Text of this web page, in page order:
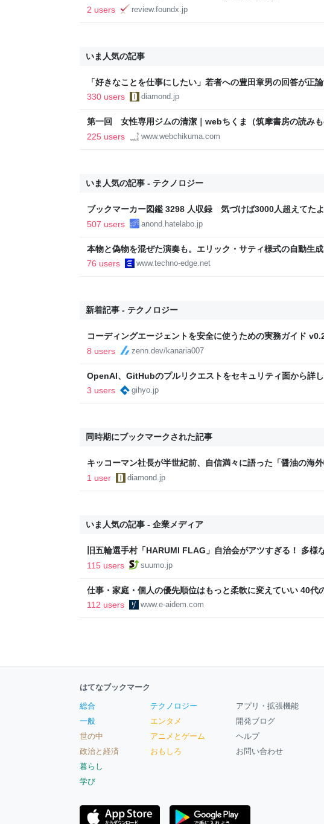
とスタートアップのためのノウハウ情報
2 users review.foundx.jp
いま人気の記事
「好きなことを仕事にしたい」若者への豊田章男の回答が正
音も出なかった
330 users diamond.jp
第一回 女性専用ジムの清潔｜webちくま（筑摩書房の読みも
225 users
www.webchikuma.com
いま人気の記事 - テクノロジー
ブックマーカー図鑑 3298 人収録 気づけば3000人超えてた
507 users
anond.hatelabo.jp
本物と偽物を混ぜた演奏も。エリック・サティ様式の自動生
ティ機関」をClaude Codeで作って公開した（CloseBox） |
TechnoEdge
76 users www.techno-edge.net
新着記事 - テクノロジー
コーディングエージェントを安全に使うための実務ガイド
8 users
zenn.dev/kanaria007
OpenAI、GitHubのプルリクエストをセキュリティ面から詳
「Codex Security Review」を研究プレビューで提供 |
3 users gihyo.jp
同時期にブックマークされた記事
キッコーマン社長が半世紀前、自信満々に語った「醤油の海
1 user
diamond.jp
いま人気の記事 - 企業メディア
旧五輪選手村「HARUMI FLAG」自治会がアツすぎる！ 多様
ルで挑む、盆踊り2万人集客や交通改善など“街の価値向上”戦
115 users suumo.jp
仕事・家庭・個人の優先順位はもっと柔軟に変えていい 40代
後の自分に伝えたいこと - りっすん by イーアイデム
112 users www.e-aidem.com
はてなブックマーク
総合
一般
世の中
政治と経済
暮らし
学び
テクノロジー
エンタメ
アニメとゲーム
おもしろ
アプリ・拡張機能
開発ブログ
ヘルプ
お問い合わせ